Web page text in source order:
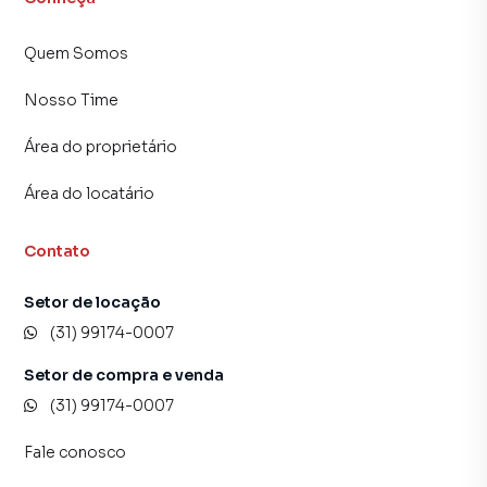
Quem Somos
Nosso Time
Área do proprietário
Área do locatário
Contato
Setor de locação
(31) 99174-0007
Setor de compra e venda
(31) 99174-0007
Fale conosco